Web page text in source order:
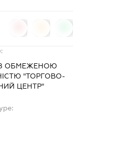
ОБМЕЖЕНОЮ
"ТОРГОВО-
ЦЕНТР"